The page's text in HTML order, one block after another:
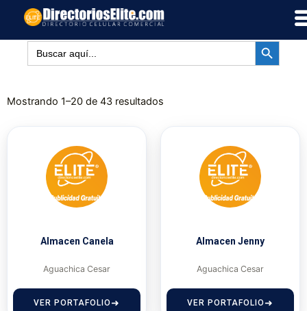
contenido
Buscar: BOTÓN DE
Mostrando 1–20 de 43 resultados
Almacen Canela
Aguachica Cesar
VER PORTAFOLIO
Almacen Jenny
Aguachica Cesar
VER PORTAFOLIO